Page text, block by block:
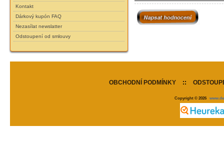
Kontakt
Dárkový kupón FAQ
Nezasílat newslatter
Odstoupení od smlouvy
OBCHODNÍ PODMÍNKY ::
Copyright © 2026